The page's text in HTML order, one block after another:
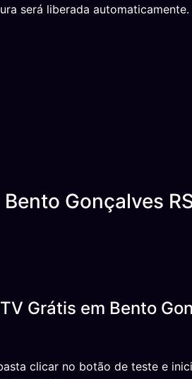
será liberada automaticamente.
Gonçalves
Grátis em Bento
clicar no botão de teste e